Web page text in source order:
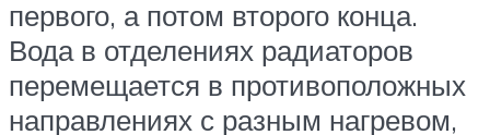
первого, а потом второго конца.
Вода в отделениях радиаторов
перемещается в противоположных
направлениях с разным нагревом,